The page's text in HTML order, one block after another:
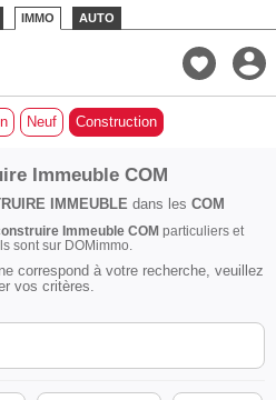
IMMO AUTO
Neuf Construction
Immeuble COM
IMMEUBLE dans les COM
Immeuble COMparticuliers et
sont sur DOMimmo.
ne correspond à votre recherche, veuillez
vos critères.